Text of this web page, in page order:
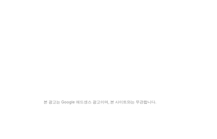
본 광고는 Google 애드센스 광고이며, 본 사이트와는 무관합니다.